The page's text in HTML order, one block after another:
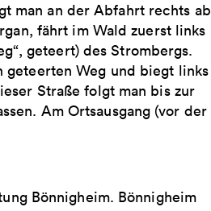
man an der Abfahrt rechts ab
fährt im Wald zuerst links
geteert) des Strombergs.
geteerten Weg und biegt links
Straße folgt man bis zur
Am Ortsausgang (vor der
Bönnigheim. Bönnigheim